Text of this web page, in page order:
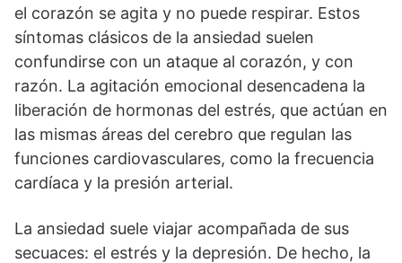
el corazón se agita y no puede respirar. Estos
síntomas clásicos de la ansiedad suelen
confundirse con un ataque al corazón, y con
razón. La agitación emocional desencadena la
liberación de hormonas del estrés, que actúan en
las mismas áreas del cerebro que regulan las
funciones cardiovasculares, como la frecuencia
cardíaca y la presión arterial.
La ansiedad suele viajar acompañada de sus
secuaces: el estrés y la depresión. De hecho, la